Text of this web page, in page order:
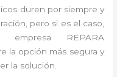
duren por siempre y
pero si es el caso,
REPARA
la opción más segura y
la solución.